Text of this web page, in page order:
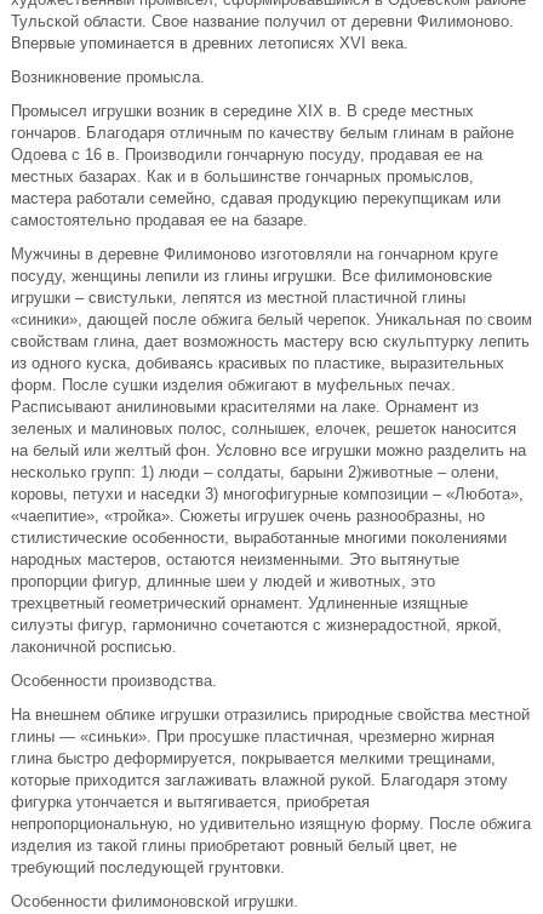
Тульской области. Свое название получил от деревни Филимоново.
Впервые упоминается в древних летописях XVI века.
Возникновение промысла.
Промысел игрушки возник в середине ХIХ в. В среде местных
гончаров. Благодаря отличным по качеству белым глинам в районе
Одоева с 16 в. Производили гончарную посуду, продавая ее на
местных базарах. Как и в большинстве гончарных промыслов,
мастера работали семейно, сдавая продукцию перекупщикам или
самостоятельно продавая ее на базаре.
Мужчины в деревне Филимоново изготовляли на гончарном круге
посуду, женщины лепили из глины игрушки. Все филимоновские
игрушки – свистульки, лепятся из местной пластичной глины
«синики», дающей после обжига белый черепок. Уникальная по своим
свойствам глина, дает возможность мастеру всю скульптурку лепить
из одного куска, добиваясь красивых по пластике, выразительных
форм. После сушки изделия обжигают в муфельных печах.
Расписывают анилиновыми красителями на лаке. Орнамент из
зеленых и малиновых полос, солнышек, елочек, решеток наносится
на белый или желтый фон. Условно все игрушки можно разделить на
несколько групп: 1) люди – солдаты, барыни 2)животные – олени,
коровы, петухи и наседки 3) многофигурные композиции – «Любота»,
«чаепитие», «тройка». Сюжеты игрушек очень разнообразны, но
стилистические особенности, выработанные многими поколениями
народных мастеров, остаются неизменными. Это вытянутые
пропорции фигур, длинные шеи у людей и животных, это
трехцветный геометрический орнамент. Удлиненные изящные
силуэты фигур, гармонично сочетаются с жизнерадостной, яркой,
лаконичной росписью.
Особенности производства.
На внешнем облике игрушки отразились природные свойства местной
глины — «синьки». При просушке пластичная, чрезмерно жирная
глина быстро деформируется, покрывается мелкими трещинами,
которые приходится заглаживать влажной рукой. Благодаря этому
фигурка утончается и вытягивается, приобретая
непропорциональную, но удивительно изящную форму. После обжига
изделия из такой глины приобретают ровный белый цвет, не
требующий последующей грунтовки.
Особенности филимоновской игрушки.